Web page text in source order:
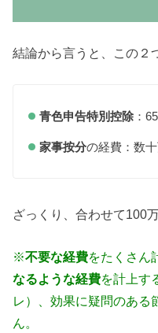
結論から言うと、この２
青色申告特別控除：
家事按分の経費：数
ざっくり、合わせて100
※不要な経費をたくさん
なるような経費を計上す
レ）、効果に疑問のある
ん。